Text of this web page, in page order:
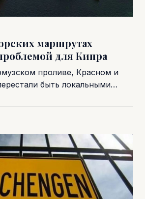
маршрутах
для Кипра
проливе, Красном и
быть локальными…